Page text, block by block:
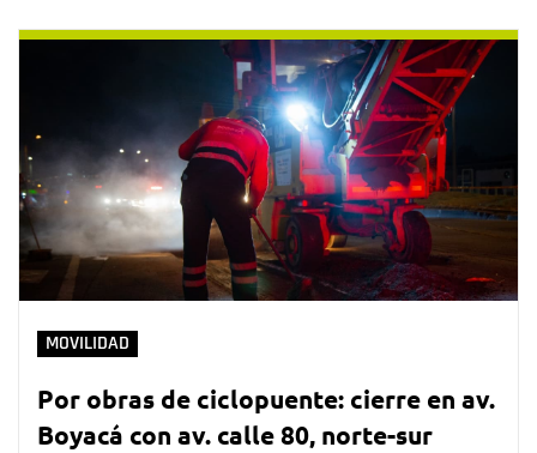
MOVILIDAD
Por obras de ciclopuente: cierre en av.
Boyacá con av. calle 80, norte-sur